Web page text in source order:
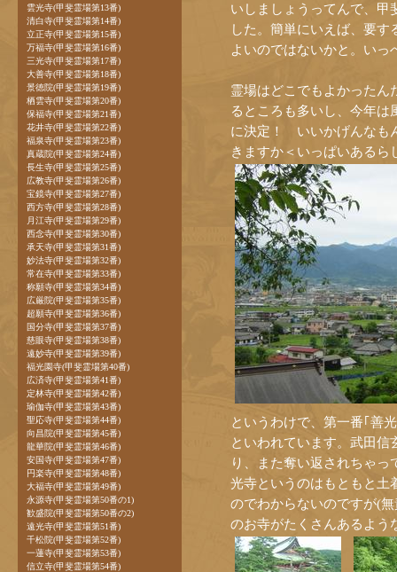
いしましょうってんで、甲
した。簡単にいえば、要
よいのではないかと。い
霊場はどこでもよかったん
るところも多いし、今年
に決定！ いいかげんなも
きますか＜いっぱいあるら
というわけで、第一番｢善
といわれています。武田
り、また奪い返されちゃ
光寺というのはもともと土
のでわからないのですが(
のお寺がたくさんあるよう
雲光寺(甲斐霊場第13番)
清白寺(甲斐霊場第14番)
立正寺(甲斐霊場第15番)
万福寺(甲斐霊場第16番)
三光寺(甲斐霊場第17番)
大善寺(甲斐霊場第18番)
景徳院(甲斐霊場第19番)
栖雲寺(甲斐霊場第20番)
保福寺(甲斐霊場第21番)
花井寺(甲斐霊場第22番)
福泉寺(甲斐霊場第23番)
真蔵院(甲斐霊場第24番)
長生寺(甲斐霊場第25番)
広教寺(甲斐霊場第26番)
宝鏡寺(甲斐霊場第27番)
西方寺(甲斐霊場第28番)
月江寺(甲斐霊場第29番)
西念寺(甲斐霊場第30番)
承天寺(甲斐霊場第31番)
妙法寺(甲斐霊場第32番)
常在寺(甲斐霊場第33番)
称願寺(甲斐霊場第34番)
広厳院(甲斐霊場第35番)
超願寺(甲斐霊場第36番)
国分寺(甲斐霊場第37番)
慈眼寺(甲斐霊場第38番)
遠妙寺(甲斐霊場第39番)
福光園寺(甲斐霊場第40番)
広済寺(甲斐霊場第41番)
定林寺(甲斐霊場第42番)
瑜伽寺(甲斐霊場第43番)
聖応寺(甲斐霊場第44番)
向昌院(甲斐霊場第45番)
龍華院(甲斐霊場第46番)
安国寺(甲斐霊場第47番)
円楽寺(甲斐霊場第48番)
大福寺(甲斐霊場第49番)
永源寺(甲斐霊場第50番の1)
歓盛院(甲斐霊場第50番の2)
遠光寺(甲斐霊場第51番)
千松院(甲斐霊場第52番)
一蓮寺(甲斐霊場第53番)
信立寺(甲斐霊場第54番)